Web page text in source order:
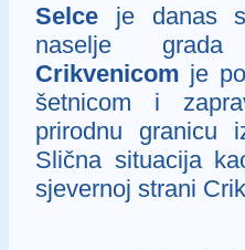
Selce je danas
naselje
Crikvenicom je
šetnicom i
prirodnu granicu
Slična situacija
sjevernoj strani